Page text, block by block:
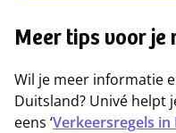
Meer tips voor je
Wil je meer informatie
Duitsland? Univé helpt
eens ‘Verkeersregels in